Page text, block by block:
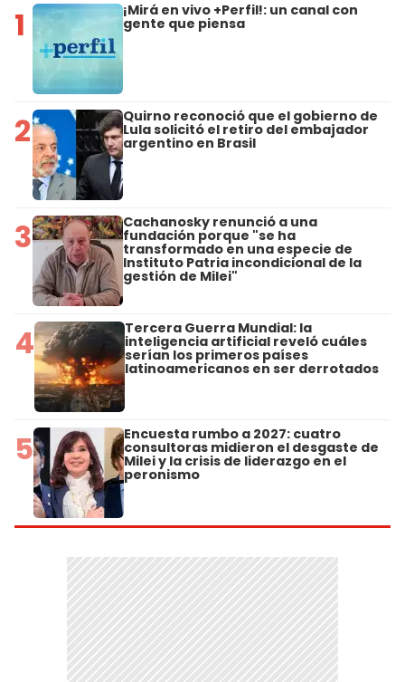
1 ¡Mirá en vivo +Perfil!: un canal con
gente que piensa
2 Quirno reconoció que el gobierno de
Lula solicitó el retiro del embajador
argentino en Brasil
3 Cachanosky renunció a una
fundación porque "se ha
transformado en una especie de
Instituto Patria incondicional de la
gestión de Milei"
4 Tercera Guerra Mundial: la
inteligencia artificial reveló cuáles
serían los primeros países
latinoamericanos en ser derrotados
5 Encuesta rumbo a 2027: cuatro
consultoras midieron el desgaste de
Milei y la crisis de liderazgo en el
peronismo